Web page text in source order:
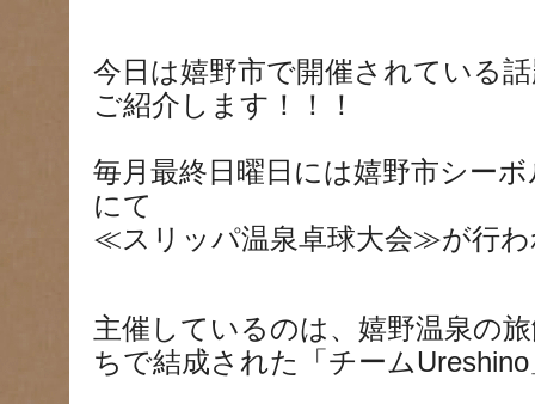
今日は嬉野市で開催されている
ご紹介します！！！
毎月最終日曜日には嬉野市シー
にて
≪スリッパ温泉卓球大会≫が行わ
主催しているのは、嬉野温泉の
ちで結成された「チーム